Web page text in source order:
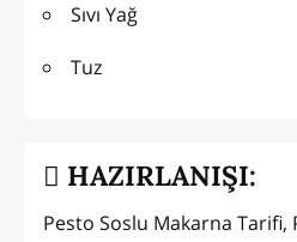
Sıvı Yağ
Tuz
HAZIRLANIŞI:
Pesto Soslu Makarna Tarifi,